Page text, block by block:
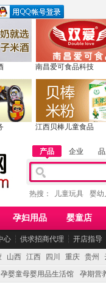
南昌爱可食品科技
江西贝棒儿童食品
产品 企业
热搜： 儿童玩具 婴幼
孕妇用品 婴童店
心 ┆ 供求招商代理 ┆ 开店指导
山西 江西 四川 重庆 贵州
孕婴童母婴用品生活馆 孕期营